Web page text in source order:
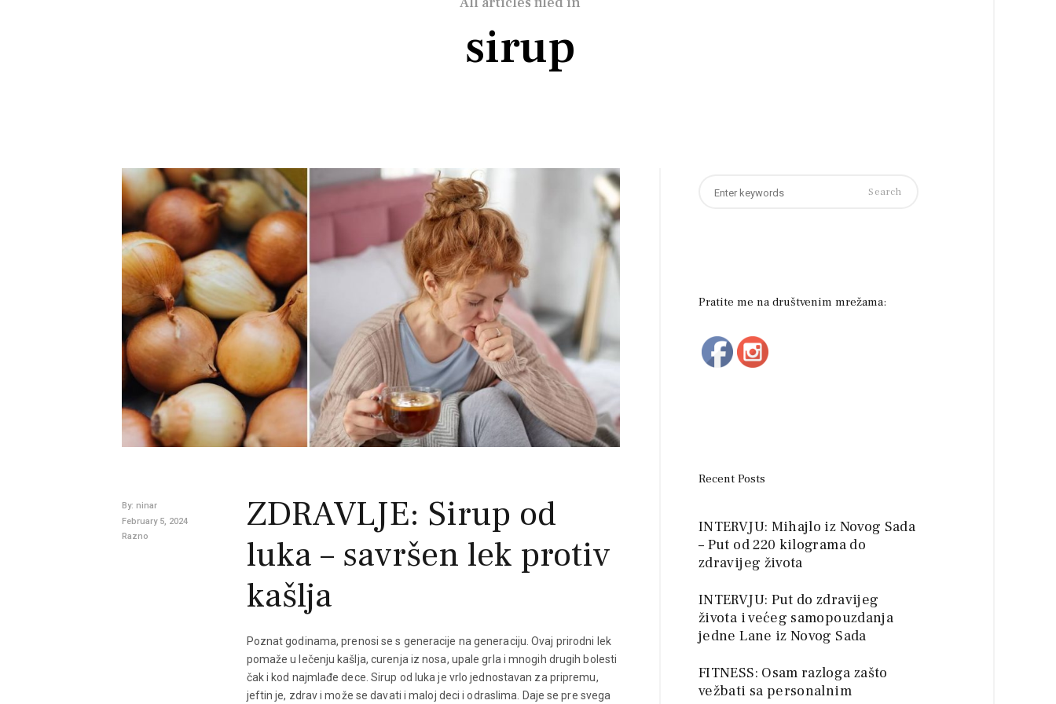
sirup
ZDRAVLJE: Sirup od
luka – savršen lek protiv
kašlja
By: ninar
February 5, 2024
Razno
Poznat godinama, prenosi se s generacije na generaciju. Ovaj prirodni lek
pomaže u lečenju kašlja, curenja iz nosa, upale grla i mnogih drugih bolesti
čak i kod najmlađe dece. Sirup od luka je vrlo jednostavan za pripremu,
jeftin je, zdrav i može se davati i maloj deci i odraslima. Daje se pre svega
for:
Pratite me na društvenim mrežama:
Recent Posts
INTERVJU: Mihajlo iz Novog Sada
– Put od 220 kilograma do
zdravijeg života
INTERVJU: Put do zdravijeg
života i većeg samopouzdanja
jedne Lane iz Novog Sada
FITNESS: Osam razloga zašto
vežbati sa personalnim